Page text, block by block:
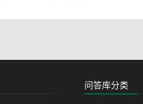
问答库分类